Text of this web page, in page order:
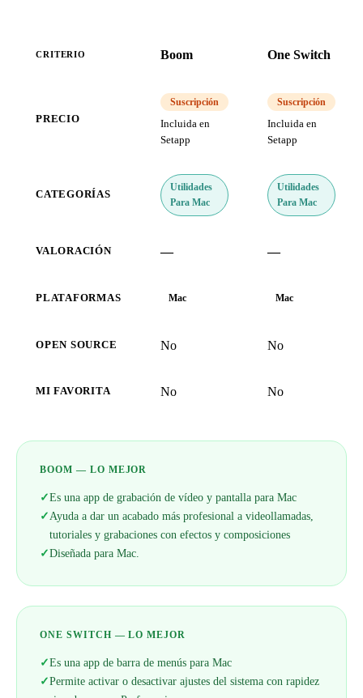
CRITERIO Boom One Switch
PRECIO
Suscripción
Incluida en
Setapp
Suscripción
Incluida en
Setapp
CATEGORÍAS
Utilidades
Para Mac
Utilidades
Para Mac
VALORACIÓN — —
PLATAFORMAS Mac Mac
OPEN SOURCE No No
MI FAVORITA No No
BOOM — LO MEJOR
✓Es una app de grabación de vídeo y pantalla para Mac
✓Ayuda a dar un acabado más profesional a videollamadas,
tutoriales y grabaciones con efectos y composiciones
✓Diseñada para Mac.
ONE SWITCH — LO MEJOR
✓Es una app de barra de menús para Mac
✓Permite activar o desactivar ajustes del sistema con rapidez